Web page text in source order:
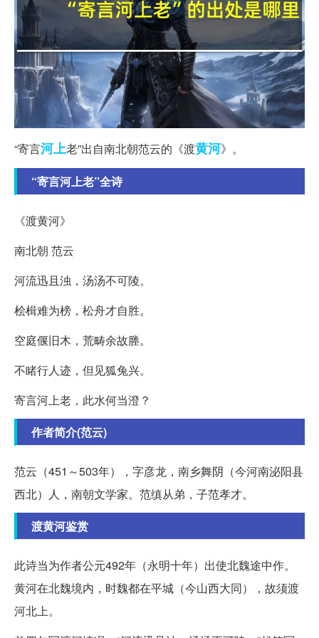
“寄言河上老”出自南北朝范云的《渡黄河》。
“寄言河上老”全诗
《渡黄河》
南北朝 范云
河流迅且浊，汤汤不可陵。
桧楫难为榜，松舟才自胜。
空庭偃旧木，荒畴余故塍。
不睹行人迹，但见狐兔兴。
寄言河上老，此水何当澄？
作者简介(范云)
范云（451～503年），字彦龙，南乡舞阴（今河南泌阳县
西北）人，南朝文学家。范缜从弟，子范孝才。
渡黄河鉴赏
此诗当为作者公元492年（永明十年）出使北魏途中作。
黄河在北魏境内，时魏都在平城（今山西大同），故须渡
河北上。